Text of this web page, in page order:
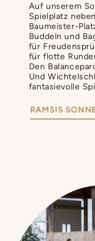
Auf unserem
Spielplatz
Baumeister-
Buddeln und
für
für flotte
Den
Und
fantasievolle
RAMSIS